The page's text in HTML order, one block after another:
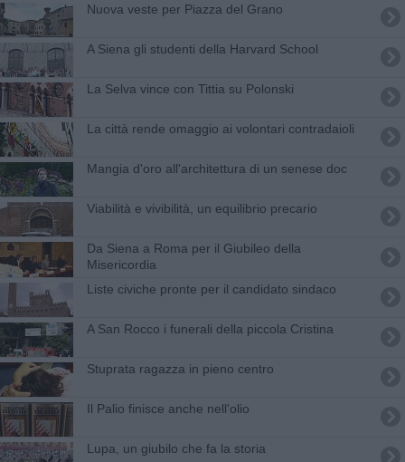
Nuova veste per Piazza del Grano
A Siena gli studenti della Harvard School
La Selva vince con Tittia su Polonski
La città rende omaggio ai volontari contradaioli
Mangia d'oro all'architettura di un senese doc
Viabilità e vivibilità, un equilibrio precario
Da Siena a Roma per il Giubileo della
Misericordia
Liste civiche pronte per il candidato sindaco
A San Rocco i funerali della piccola Cristina
Stuprata ragazza in pieno centro
Il Palio finisce anche nell'olio
Lupa, un giubilo che fa la storia